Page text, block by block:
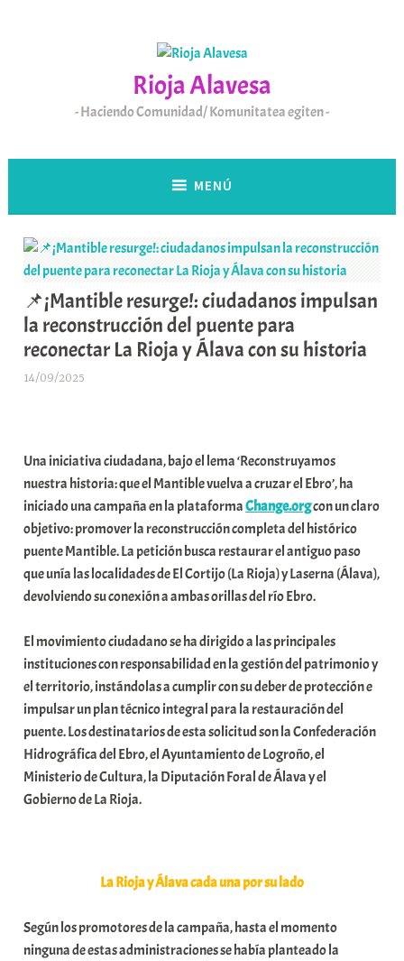
Rioja Alavesa
Haciendo Comunidad/ Komunitatea egiten
MENÚ
📌¡Mantible resurge!: ciudadanos impulsan
la reconstrucción del puente para
reconectar La Rioja y Álava con su historia
14/09/2025
a
r
E
r
r
i
o
a
K
o
m
u
n
i
t
e
Una iniciativa ciudadana, bajo el lema ‘Reconstruyamos
nuestra historia: que el Mantible vuelva a cruzar el Ebro’, ha
iniciado una campaña en la plataformaChange.orgcon un claro
objetivo: promover la reconstrucción completa del histórico
puente Mantible. La petición busca restaurar el antiguo paso
que unía las localidades de El Cortijo (La Rioja) y Laserna (Álava),
devolviendo su conexión a ambas orillas del río Ebro.
El movimiento ciudadano se ha dirigido a las principales
instituciones con responsabilidad en la gestión del patrimonio y
el territorio, instándolas a cumplir con su deber de protección e
impulsar un plan técnico integral para la restauración del
puente. Los destinatarios de esta solicitud son la Confederación
Hidrográfica del Ebro, el Ayuntamiento de Logroño, el
Ministerio de Cultura, la Diputación Foral de Álava y el
Gobierno de La Rioja.
La Rioja y Álava cada una por su lado
Según los promotores de la campaña, hasta el momento
ninguna de estas administraciones se había planteado la